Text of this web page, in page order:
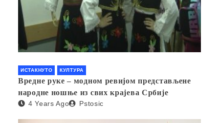
ИСТАКНУТО КУЛТУРА
Вредне руке – модном ревијом представљене
народне ношње из свих крајева Србије
4 Years Ago Pstosic